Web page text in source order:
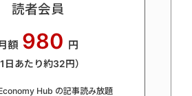
読者会員
額 980 円
1日あたり約32円）
Hub の記事読み放題